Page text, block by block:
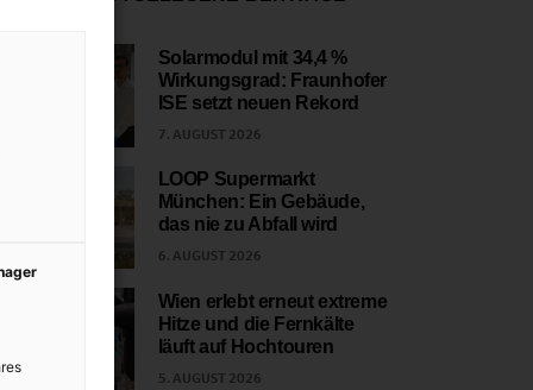
Solarmodul mit 34,4 %
Wirkungsgrad: Fraunhofer
ISE setzt neuen Rekord
7. AUGUST 2026
LOOP Supermarkt
München: Ein Gebäude,
das nie zu Abfall wird
6. AUGUST 2026
Wien erlebt erneut extreme
Hitze und die Fernkälte
läuft auf Hochtouren
5. AUGUST 2026